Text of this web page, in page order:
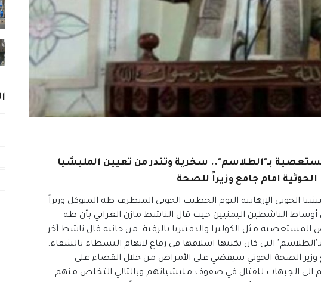
بـ"الطلاسم".. سخرية وتندر من تعيين المليشيا
الحوثية امام جامع وزيراً للصحة
الحوثي الإرهابية اليوم الخطيب الحوثي المتطرف طه المتوكل وزيراً
الناشطين اليمنيين حيث قال الناشط مازن الغرابي بأن طه
مثل الكوليرا والدفتيريا بالرقية. من جانبه قال ناشط آخر
التي كان يكتبها اسلافها في رقاع لايهام البسطاء بالشفاء.
وزير الصحة الحوثي سيقضي على الأمراض من خلال القضاء على
الى الجبهات للقتال في صفوف مليشياتهم وبالتالي التخلص منهم